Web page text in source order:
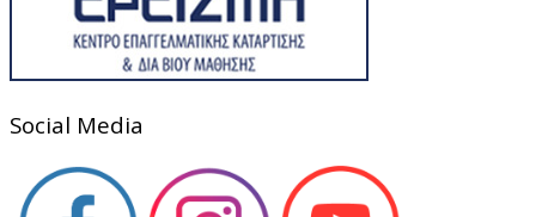
Social Media